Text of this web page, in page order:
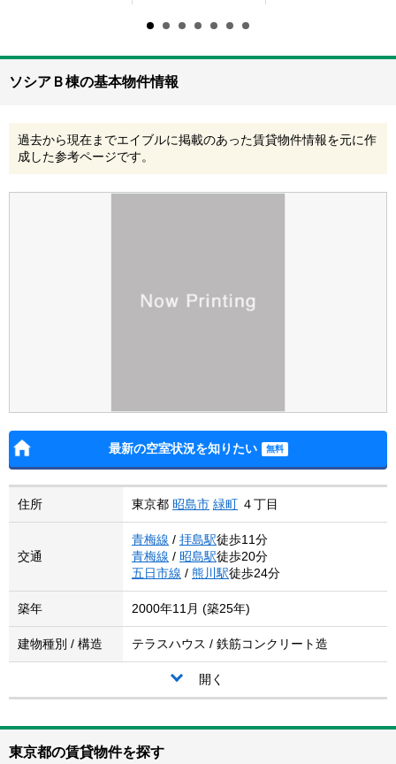
ソシアＢ棟の基本物件情報
過去から現在までエイブルに掲載のあった賃貸物件情報を元に作
成した参考ページです。
最新の空室状況を知りたい
住所 東京都 昭島市 緑町 ４丁目
交通
青梅線 / 拝島駅徒歩11分
青梅線 / 昭島駅徒歩20分
五日市線 / 熊川駅徒歩24分
築年 2000年11月 (築25年)
建物種別 / 構造 テラスハウス / 鉄筋コンクリート造
開く
東京都の賃貸物件を探す